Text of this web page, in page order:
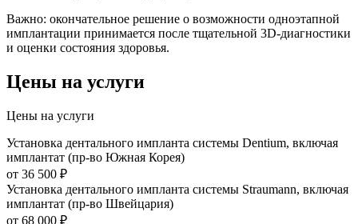
Важно: окончательное решение о возможности одноэтапной
имплантации принимается после тщательной 3D‑диагностики
и оценки состояния здоровья.
Цены на услуги
Цены на услуги
Установка дентального импланта системы Dentium, включая
имплантат (пр-во Южная Корея)
от 36 500 ₽
Установка дентального импланта системы Straumann, включая
имплантат (пр-во Швейцария)
от 68 000 ₽